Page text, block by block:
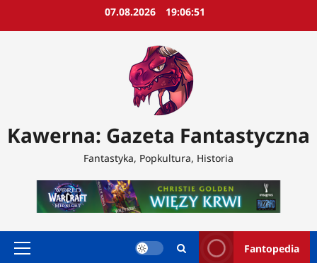
07.08.2026 19:06:53
Kawerna: Gazeta Fantastyczna
Fantastyka, Popkultura, Historia
Menu
Fantopedia